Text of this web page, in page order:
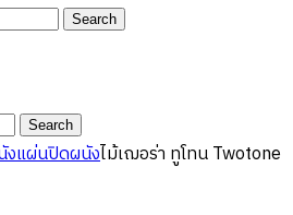
Search
Search
งแผ่นปิดผนังไม้เฌอร่า ทูโทน Twotone